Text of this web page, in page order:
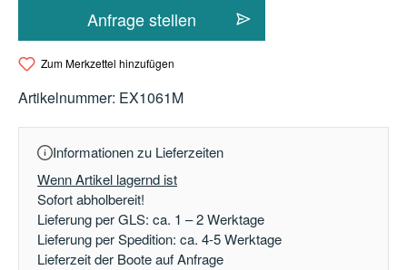
Anfrage stellen
Zum Merkzettel hinzufügen
Artikelnummer: EX1061M
Informationen zu Lieferzeiten
Wenn Artikel lagernd ist
Sofort abholbereit!
Lieferung per GLS: ca. 1 – 2 Werktage
Lieferung per Spedition: ca. 4-5 Werktage
Lieferzeit der Boote auf Anfrage